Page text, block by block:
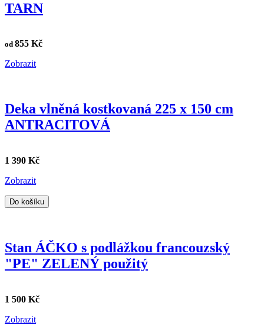
TARN
od 855 Kč
Zobrazit
Deka vlněná kostkovaná 225 x 150 cm
ANTRACITOVÁ
1 390 Kč
Zobrazit
Do košíku
Stan ÁČKO s podlážkou francouzský
"PE" ZELENÝ použitý
1 500 Kč
Zobrazit